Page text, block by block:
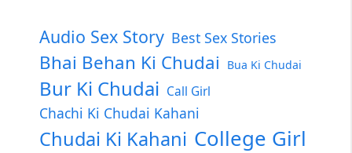
Audio Sex Story Best Sex Stories
Bhai Behan Ki Chudai Bua Ki Chudai
Bur Ki Chudai Call Girl
Chachi Ki Chudai Kahani
Chudai Ki Kahani College Girl